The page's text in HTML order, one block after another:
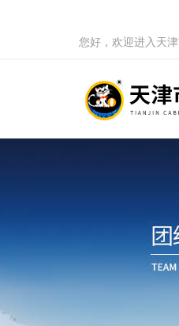
您好，欢迎进入天